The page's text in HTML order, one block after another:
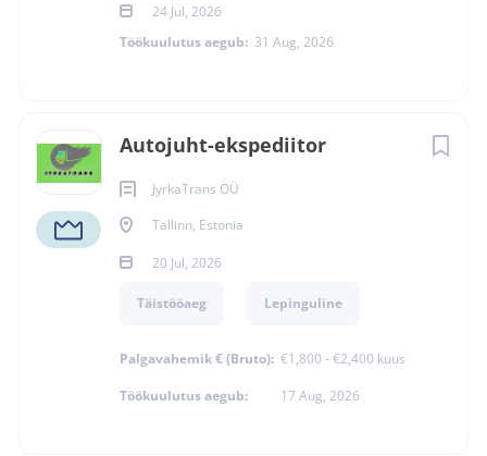
24 Jul, 2026
Töökuulutus aegub: 31 Aug, 2026
Autojuht-ekspediitor
JyrkaTrans OÜ
Tallinn, Estonia
20 Jul, 2026
Täistööaeg Lepinguline
Palgavahemik € (Bruto): €1,800 - €2,400 kuus
Töökuulutus aegub:
17 Aug, 2026